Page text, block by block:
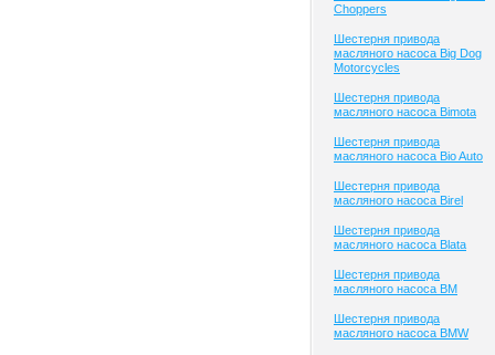
Choppers
Шестерня привода
масляного насоса Big Dog
Motorcycles
Шестерня привода
масляного насоса Bimota
Шестерня привода
масляного насоса Bio Auto
Шестерня привода
масляного насоса Birel
Шестерня привода
масляного насоса Blata
Шестерня привода
масляного насоса BM
Шестерня привода
масляного насоса BMW